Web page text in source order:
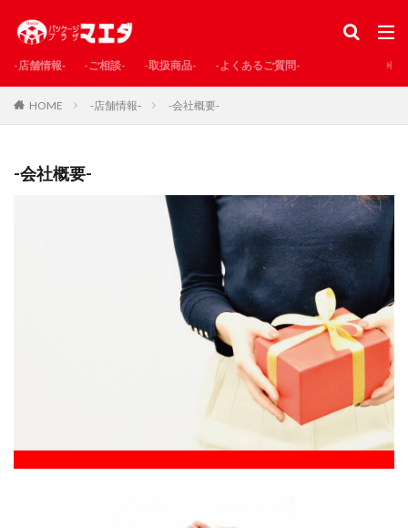
-店舗情報‐ -ご相談- -取扱商品- -よくあるご質問-
HOME -店舗情報‐ -会社概要-
-会社概要-